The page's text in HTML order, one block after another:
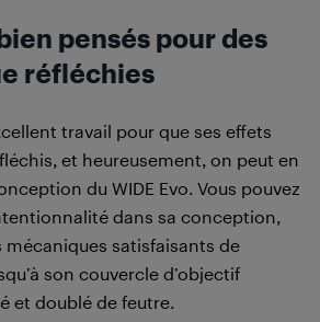
pensés pour des
réfléchies
travail pour que ses effets
et heureusement, on peut en
du WIDE Evo. Vous pouvez
dans sa conception,
mécaniques satisfaisants de
son couvercle d’objectif
et doublé de feutre.